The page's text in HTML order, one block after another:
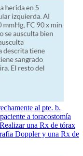
al pte. b.
a toracostomía
una Rx de tórax
Doppler y una Rx de